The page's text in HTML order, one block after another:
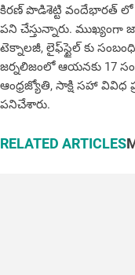
కిర‌ణ్ పొడిశెట్టి వందేభారత్ లో
పని చేస్తున్నారు.
టెక్నాల‌జీ, లైఫ్‌స్టైల్‌ కు
జర్నలిజంలో ఆయ‌న‌కు 17
ఆంధ్ర‌జ్యోతి, సాక్షి స‌హా వివిధ
ప‌నిచేశారు.
RELATED ARTICLES